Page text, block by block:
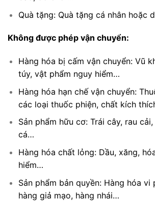
Quà tặng: Quà tặng cá nhân hoặc
Không được phép vận chuyển:
Hàng hóa bị cấm vận chuyển: Vũ
túy, vật phẩm nguy hiểm…
Hàng hóa hạn chế vận chuyển:
các loại thuốc phiện, chất kích
Sản phẩm hữu cơ: Trái cây, rau
cá…
Hàng hóa chất lỏng: Dầu, xăng,
hiểm…
Sản phẩm bản quyền: Hàng hóa vi
hàng giả mạo, hàng nhái…